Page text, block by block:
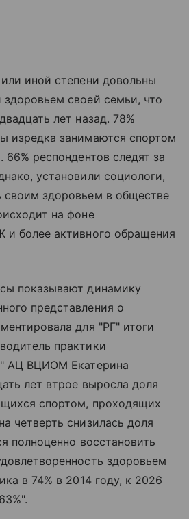
иной степени довольны
своей семьи, что
лет назад. 78%
изредка занимаются спортом
респондентов следят за
установили социологи,
своим здоровьем в обществе
на фоне
и более активного обращения
показывают динамику
представления о
для "РГ" итоги
практики
АЦ ВЦИОМ Екатерина
лет втрое выросла доля
спортом, проходящих
четверть снизилась доля
полноценно восстановить
здоровьем
в 74% в 2014 году, к 2026